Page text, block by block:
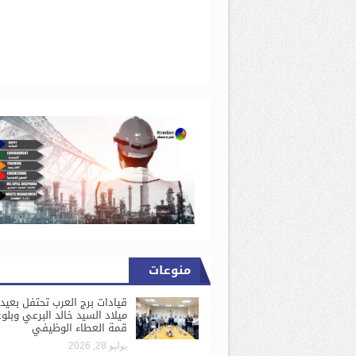
منوعات
قيادات برج العرب تحتفل بعيد
ميلاد السيد خالد البرعي
قمة العطاء الوظيفي
يوليو 28, 2026